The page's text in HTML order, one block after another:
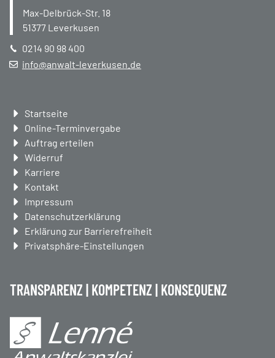
Max-Delbrück-Str. 18
51377 Leverkusen
0214 90 98 400
info@anwalt-leverkusen.de
Navigation
überspringen
Startseite
Online-Terminvergabe
Auftrag erteilen
Widerruf
Karriere
Kontakt
Impressum
Datenschutzerklärung
Erklärung zur Barrierefreiheit
Privatsphäre-Einstellungen
TRANSPARENZ | KOMPETENZ | KONSEQUENZ